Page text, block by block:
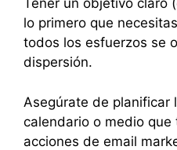
Tener un objetivo claro
lo primero que
todos los esfuerzos se
dispersión.
Asegúrate de planificar
calendario o medio
acciones de email